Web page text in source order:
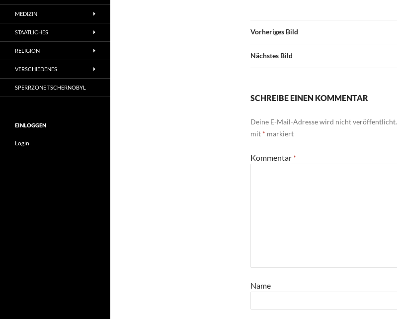
Vorheriges Bild
Nächstes Bild
SCHREIBE EINEN KOMMENTAR
Deine E-Mail-Adresse wird nicht veröffentlicht.
mit * markiert
Kommentar *
Name
MEDIZIN
STAATLICHES
RELIGION
VERSCHIEDENES
SPERRZONE TSCHERNOBYL
EINLOGGEN
Login